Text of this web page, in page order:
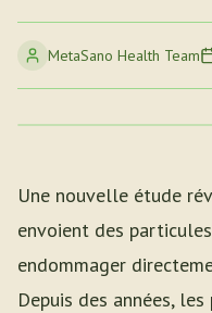
MetaSano Health Team
Une nouvelle étude
envoient des
endommager
Depuis des années,